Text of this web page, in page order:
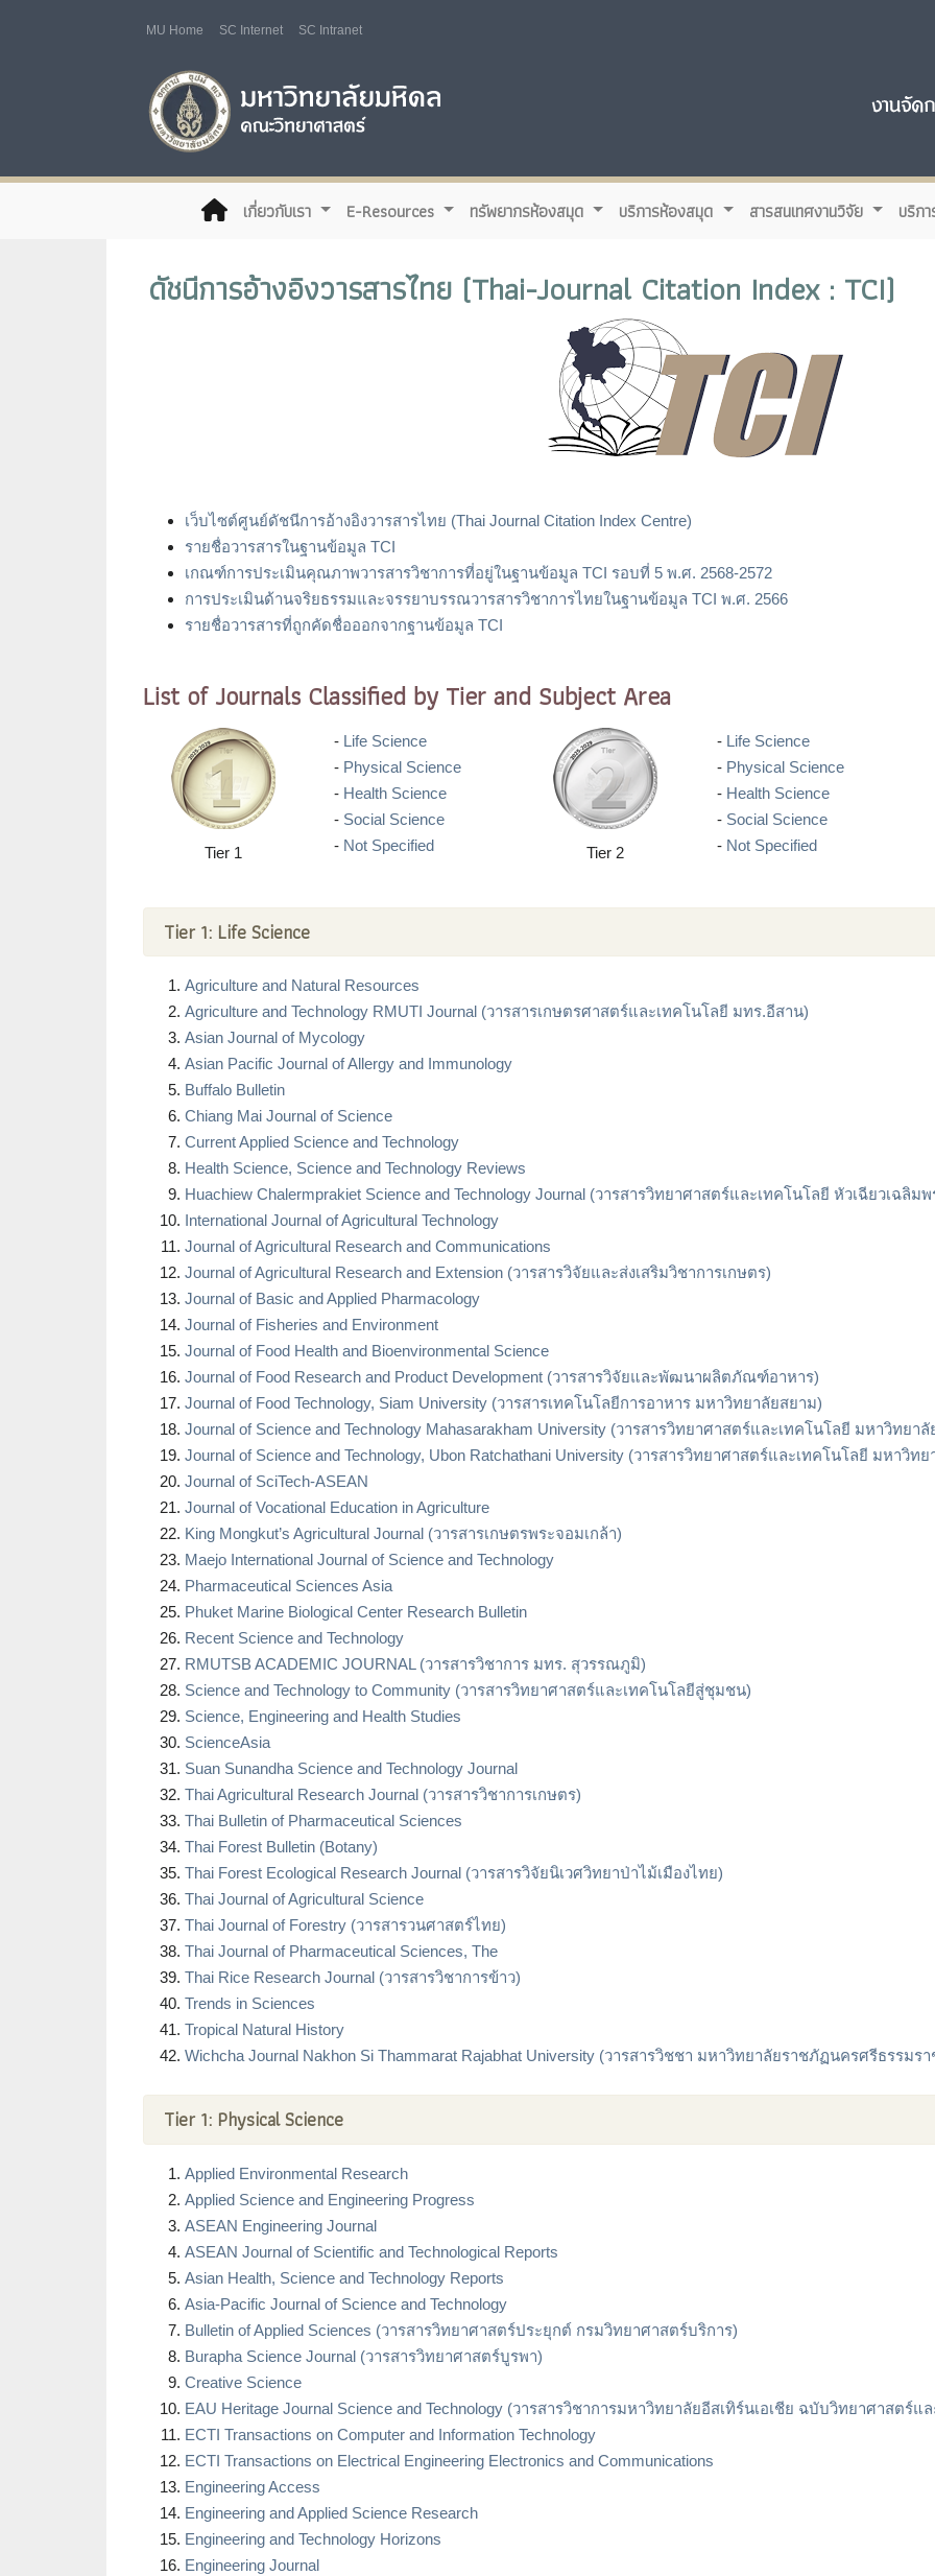
MU Home SC Internet SC Intranet
(current)
เกี่ยวกับเรา E-Resources ทรัพยากรห้องสมุด บริการห้องสมุด สารสนเทศงานวิจัย บริก
ดัชนีการอ้างอิงวารสารไทย (Thai-Journal Citation Index : TCI)
เว็บไซต์ศูนย์ดัชนีการอ้างอิงวารสารไทย (Thai Journal Citation Index Centre)
รายชื่อวารสารในฐานข้อมูล TCI
เกณฑ์การประเมินคุณภาพวารสารวิชาการที่อยู่ในฐานข้อมูล TCI รอบที่ 5 พ.ศ. 2568-2572
การประเมินด้านจริยธรรมและจรรยาบรรณวารสารวิชาการไทยในฐานข้อมูล TCI พ.ศ. 2566
รายชื่อวารสารที่ถูกคัดชื่อออกจากฐานข้อมูล TCI
List of Journals Classified by Tier and Subject Area
Tier 1
- Life Science
- Physical Science
- Health Science
- Social Science
- Not Specified Tier 2
- Life Science
- Physical Science
- Health Science
- Social Science
- Not Specified
Tier 1: Life Science
Agriculture and Natural Resources
Agriculture and Technology RMUTI Journal (วารสารเกษตรศาสตร์และเทคโนโลยี มทร.อีสาน)
Asian Journal of Mycology
Asian Pacific Journal of Allergy and Immunology
Buffalo Bulletin
Chiang Mai Journal of Science
Current Applied Science and Technology
Health Science, Science and Technology Reviews
Huachiew Chalermprakiet Science and Technology Journal (วารสารวิทยาศาสตร์และเทคโนโลยี หัวเฉียวเฉลิมพ
International Journal of Agricultural Technology
Journal of Agricultural Research and Communications
Journal of Agricultural Research and Extension (วารสารวิจัยและส่งเสริมวิชาการเกษตร)
Journal of Basic and Applied Pharmacology
Journal of Fisheries and Environment
Journal of Food Health and Bioenvironmental Science
Journal of Food Research and Product Development (วารสารวิจัยและพัฒนาผลิตภัณฑ์อาหาร)
Journal of Food Technology, Siam University (วารสารเทคโนโลยีการอาหาร มหาวิทยาลัยสยาม)
Journal of Science and Technology Mahasarakham University (วารสารวิทยาศาสตร์และเทคโนโลยี มหาวิทยา
Journal of Science and Technology, Ubon Ratchathani University (วารสารวิทยาศาสตร์และเทคโนโลยี มหาวิท
Journal of SciTech-ASEAN
Journal of Vocational Education in Agriculture
King Mongkut’s Agricultural Journal (วารสารเกษตรพระจอมเกล้า)
Maejo International Journal of Science and Technology
Pharmaceutical Sciences Asia
Phuket Marine Biological Center Research Bulletin
Recent Science and Technology
RMUTSB ACADEMIC JOURNAL (วารสารวิชาการ มทร. สุวรรณภูมิ)
Science and Technology to Community (วารสารวิทยาศาสตร์และเทคโนโลยีสู่ชุมชน)
Science, Engineering and Health Studies
ScienceAsia
Suan Sunandha Science and Technology Journal
Thai Agricultural Research Journal (วารสารวิชาการเกษตร)
Thai Bulletin of Pharmaceutical Sciences
Thai Forest Bulletin (Botany)
Thai Forest Ecological Research Journal (วารสารวิจัยนิเวศวิทยาป่าไม้เมืองไทย)
Thai Journal of Agricultural Science
Thai Journal of Forestry (วารสารวนศาสตร์ไทย)
Thai Journal of Pharmaceutical Sciences, The
Thai Rice Research Journal (วารสารวิชาการข้าว)
Trends in Sciences
Tropical Natural History
Wichcha Journal Nakhon Si Thammarat Rajabhat University (วารสารวิชชา มหาวิทยาลัยราชภัฏนครศรีธรรมร
Tier 1: Physical Science
Applied Environmental Research
Applied Science and Engineering Progress
ASEAN Engineering Journal
ASEAN Journal of Scientific and Technological Reports
Asian Health, Science and Technology Reports
Asia-Pacific Journal of Science and Technology
Bulletin of Applied Sciences (วารสารวิทยาศาสตร์ประยุกต์ กรมวิทยาศาสตร์บริการ)
Burapha Science Journal (วารสารวิทยาศาสตร์บูรพา)
Creative Science
EAU Heritage Journal Science and Technology (วารสารวิชาการมหาวิทยาลัยอีสเทิร์นเอเชีย ฉบับวิทยาศาสตร์แ
ECTI Transactions on Computer and Information Technology
ECTI Transactions on Electrical Engineering Electronics and Communications
Engineering Access
Engineering and Applied Science Research
Engineering and Technology Horizons
Engineering Journal